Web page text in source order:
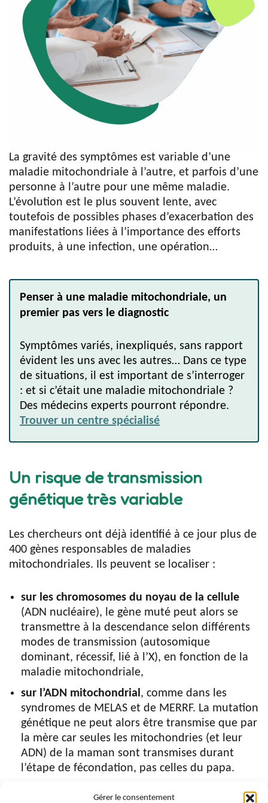
Gérer le consentement
La gravité des symptômes est variable d’une
maladie mitochondriale à l’autre, et parfois d’une
personne à l’autre pour une même maladie.
L’évolution est le plus souvent lente, avec
toutefois de possibles phases d’exacerbation des
manifestations liées à l’importance des efforts
produits, à une infection, une opération…
Penser à une maladie mitochondriale, un
premier pas vers le diagnostic
Symptômes variés, inexpliqués, sans rapport
évident les uns avec les autres… Dans ce type
de situations, il est important de s’interroger
: et si c’était une maladie mitochondriale ?
Des médecins experts pourront répondre.
Trouver un centre spécialisé
Un risque de transmission
génétique très variable
Les chercheurs ont déjà identifié à ce jour plus de
400 gènes responsables de maladies
mitochondriales. Ils peuvent se localiser :
sur les chromosomes du noyau de la cellule
(ADN nucléaire), le gène muté peut alors se
transmettre à la descendance selon différents
modes de transmission (autosomique
dominant, récessif, lié à l’X), en fonction de la
maladie mitochondriale,
sur l’ADN mitochondrial, comme dans les
syndromes de MELAS et de MERRF. La mutation
génétique ne peut alors être transmise que par
la mère car seules les mitochondries (et leur
ADN) de la maman sont transmises durant
l’étape de fécondation, pas celles du papa.